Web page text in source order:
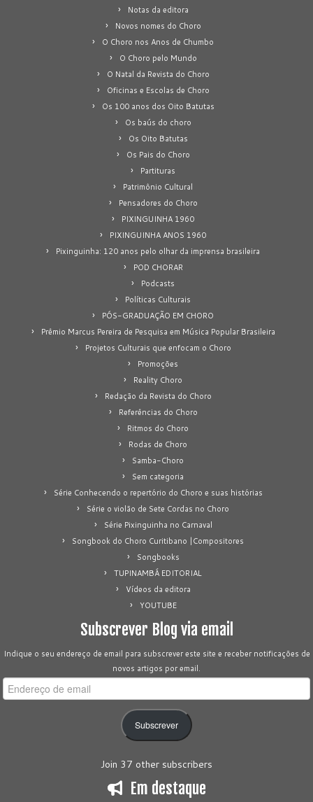
Notas da editora
Novos nomes do Choro
O Choro nos Anos de Chumbo
O Choro pelo Mundo
O Natal da Revista do Choro
Oficinas e Escolas de Choro
Os 100 anos dos Oito Batutas
Os baús do choro
Os Oito Batutas
Os Pais do Choro
Partituras
Patrimônio Cultural
Pensadores do Choro
PIXINGUINHA 1960
PIXINGUINHA ANOS 1960
Pixinguinha: 120 anos pelo olhar da imprensa brasileira
POD CHORAR
Podcasts
Políticas Culturais
PÓS-GRADUAÇÃO EM CHORO
Prêmio Marcus Pereira de Pesquisa em Música Popular Brasileira
Projetos Culturais que enfocam o Choro
Promoções
Reality Choro
Redação da Revista do Choro
Referências do Choro
Ritmos do Choro
Rodas de Choro
Samba-Choro
Sem categoria
Série Conhecendo o repertório do Choro e suas histórias
Série o violão de Sete Cordas no Choro
Série Pixinguinha no Carnaval
Songbook do Choro Curitibano |Compositores
Songbooks
TUPINAMBÁ EDITORIAL
Vídeos da editora
YOUTUBE
Subscrever Blog via email
Indique o seu endereço de email para subscrever este site e receber notificações de
novos artigos por email.
Endereço
de
Subscrever
Join 37 other subscribers
Em destaque